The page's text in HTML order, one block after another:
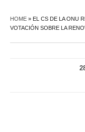
HOME » EL CS DE LA ONU
VOTACIÓN SOBRE LA